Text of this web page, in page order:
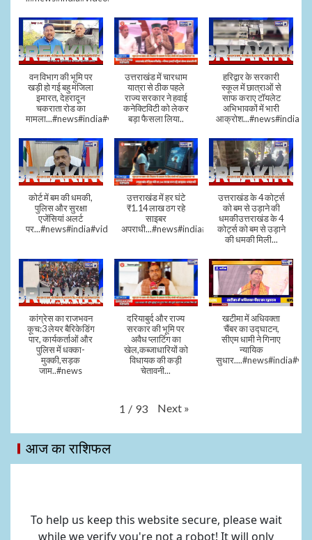
वन विभाग की भूमि पर
खड़ी हो गई बहु मंजिला
इमारत, देहरादून
चकराता रोड का
मामला...#news#india#video
उत्तराखंड में चारधाम
यात्रा से ठीक पहले
राज्य सरकार ने हवाई
कनेक्टिविटी को लेकर
बड़ा फैसला लिया..
हरिद्वार के सरकारी
स्कूल में छात्राओं से
साफ कराए टॉयलेट
अभिभावकों में भारी
आक्रोश...#news#india
कोर्ट में बम की धमकी,
पुलिस और सुरक्षा
एजेंसियां अलर्ट
पर...#news#india#video#viral
उत्तराखंड में हर घंटे
₹1.14 लाख ठग रहे
साइबर
अपराधी...#news#india#video#viral
उत्तराखंड के 4 कोर्ट्स
को बम से उड़ाने की
धमकीउत्तराखंड के 4
कोर्ट्स को बम से उड़ाने
की धमकी मिली...
कांग्रेस का राजभवन
कूच:3 लेयर बैरिकेडिंग
पार, कार्यकर्ताओं और
पुलिस में धक्का-
मुक्की,सड़क
जाम..#news
दरियाबुर्द और राज्य
सरकार की भूमि पर
अवैध प्लाटिंग का
खेल,कब्जाधारियों को
विधायक की कड़ी
चेतावनी...
खटीमा में अधिवक्ता
चैंबर का उद्घाटन,
सीएम धामी ने गिनाए
न्यायिक
1 / 93 Next »
आज का राशिफल